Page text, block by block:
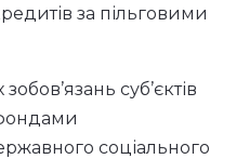
за пільговими
суб’єктів
соціального